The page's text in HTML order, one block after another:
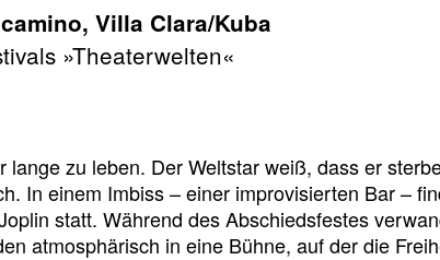
Villa Clara/Kuba
»Theaterwelten«
lange zu leben. Der Weltstar weiß, dass er
In einem Imbiss – einer improvisierten Bar –
statt. Während des Abschiedsfestes
atmosphärisch in eine Bühne, auf der die